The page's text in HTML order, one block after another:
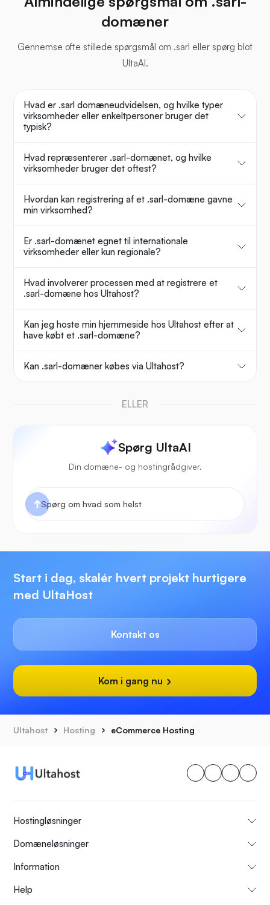
domæner
Gennemse ofte stillede spørgsmål om .sarl eller spørg blot
UltaAI.
Hvad er .sarl domæneudvidelsen, og hvilke typer
virksomheder eller enkeltpersoner bruger det
typisk?
Hvad repræsenterer .sarl-domænet, og hvilke
virksomheder bruger det oftest?
Hvordan kan registrering af et .sarl-domæne gavne
min virksomhed?
Er .sarl-domænet egnet til internationale
virksomheder eller kun regionale?
Hvad involverer processen med at registrere et
.sarl-domæne hos Ultahost?
Kan jeg hoste min hjemmeside hos Ultahost efter at
have købt et .sarl-domæne?
Kan .sarl-domæner købes via Ultahost?
ELLER
Spørg UltaAI
Din domæne- og hostingrådgiver.
Start i dag, skalér hvert projekt hurtigere
med UltaHost
Kontakt os
Kom i gang nu
Ultahost Hosting eCommerce Hosting
Hostingløsninger
Domæneløsninger
Information
Help